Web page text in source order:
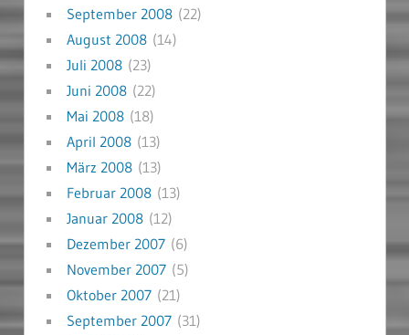
September 2008(22)
August 2008(14)
Juli 2008(23)
Juni 2008(22)
Mai 2008(18)
April 2008(13)
März 2008(13)
Februar 2008(13)
Januar 2008(12)
Dezember 2007(6)
November 2007(5)
Oktober 2007(21)
September 2007(31)